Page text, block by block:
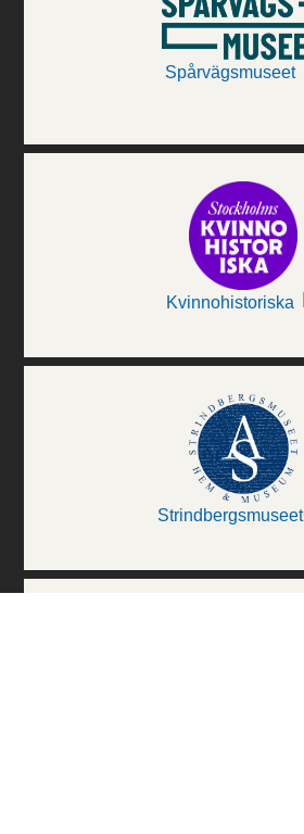
Spårvägsmuseet
Kvinnohistoriska
Strindbergsmuseet